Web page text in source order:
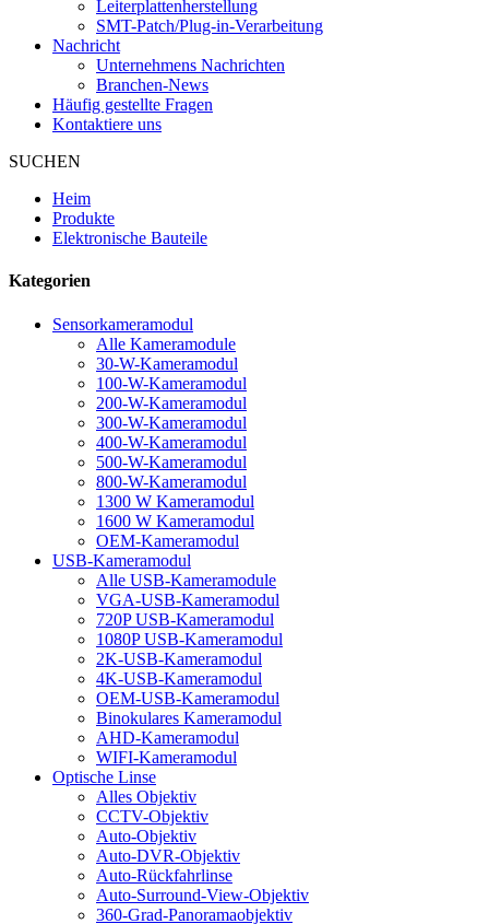
Leiterplattenherstellung
SMT-Patch/Plug-in-Verarbeitung
Nachricht
Unternehmens Nachrichten
Branchen-News
Häufig gestellte Fragen
Kontaktiere uns
SUCHEN
Heim
Produkte
Elektronische Bauteile
Kategorien
Sensorkameramodul
Alle Kameramodule
30-W-Kameramodul
100-W-Kameramodul
200-W-Kameramodul
300-W-Kameramodul
400-W-Kameramodul
500-W-Kameramodul
800-W-Kameramodul
1300 W Kameramodul
1600 W Kameramodul
OEM-Kameramodul
USB-Kameramodul
Alle USB-Kameramodule
VGA-USB-Kameramodul
720P USB-Kameramodul
1080P USB-Kameramodul
2K-USB-Kameramodul
4K-USB-Kameramodul
OEM-USB-Kameramodul
Binokulares Kameramodul
AHD-Kameramodul
WIFI-Kameramodul
Optische Linse
Alles Objektiv
CCTV-Objektiv
Auto-Objektiv
Auto-DVR-Objektiv
Auto-Rückfahrlinse
Auto-Surround-View-Objektiv
360-Grad-Panoramaobjektiv